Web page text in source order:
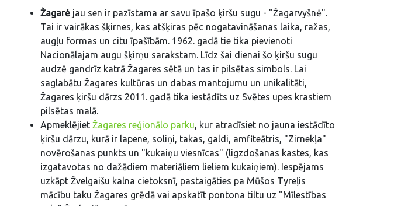
Žagarė jau sen ir pazīstama ar savu īpašo ķiršu sugu - "Žagarvyšnė".
Tai ir vairākas šķirnes, kas atšķiras pēc nogatavināšanas laika, ražas,
augļu formas un citu īpašībām. 1962. gadā tie tika pievienoti
Nacionālajam augu šķirņu sarakstam. Līdz šai dienai šo ķiršu sugu
audzē gandrīz katrā Žagares sētā un tas ir pilsētas simbols. Lai
saglabātu Žagares kultūras un dabas mantojumu un unikalitāti,
Žagares ķiršu dārzs 2011. gadā tika iestādīts uz Svētes upes krastiem
pilsētas malā.
Apmeklējiet Žagares reģionālo parku, kur atradīsiet no jauna iestādīto
ķiršu dārzu, kurā ir lapene, soliņi, takas, galdi, amfiteātris, "Zirnekļa"
novērošanas punkts un "kukaiņu viesnīcas" (ligzdošanas kastes, kas
izgatavotas no dažādiem materiāliem lieliem kukaiņiem). Iespējams
uzkāpt Žvelgaišu kalna cietoksnī, pastaigāties pa Mūšos Tyreļis
mācību taku Žagares grēdā vai apskatīt pontona tiltu uz "Mīlestības